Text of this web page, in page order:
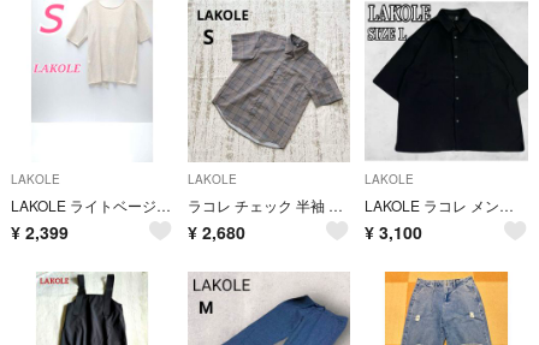
LAKOLE
LAKOLE ライトベージュ 半袖 ラメ フロントリボン
¥ 2,399
LAKOLE
ラコレ チェック 半袖 シャツ S グレー スナップボタン カジュアル ゆったり
¥ 2,680
LAKOLE
LAKOLE ラコレ メンズ 半袖シャツ ブラック Lサイズ ビッグシルエット
¥ 3,100